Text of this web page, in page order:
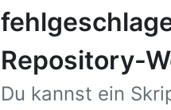
Repository-
Du kannst ein